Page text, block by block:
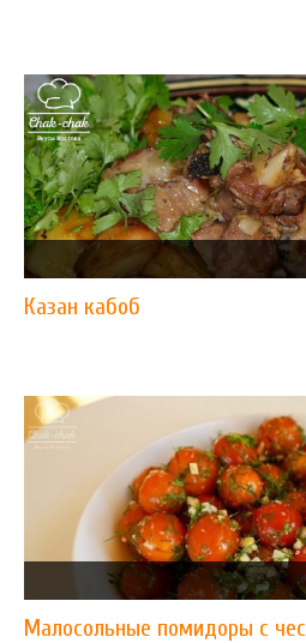
Казан кабоб
Малосольные помидоры с